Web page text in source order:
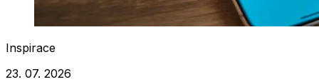
Inspirace
23. 07. 2026